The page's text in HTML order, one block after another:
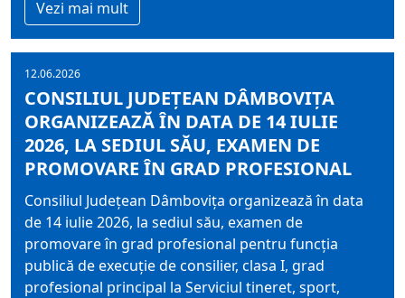
Vezi mai mult
12.06.2026
CONSILIUL JUDEȚEAN DÂMBOVIȚA
ORGANIZEAZĂ ÎN DATA DE 14 IULIE
2026, LA SEDIUL SĂU, EXAMEN DE
PROMOVARE ÎN GRAD PROFESIONAL
Consiliul Județean Dâmbovița organizează în data
de 14 iulie 2026, la sediul său, examen de
promovare în grad profesional pentru funcția
publică de execuție de consilier, clasa I, grad
profesional principal la Serviciul tineret, sport,